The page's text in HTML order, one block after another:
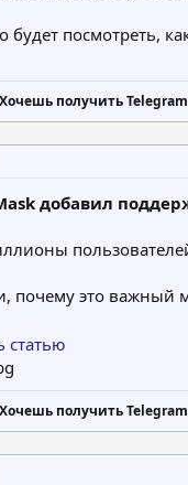
будет посмотреть,
Хочешь получить
добавил
почему это важный
статью
Хочешь получить